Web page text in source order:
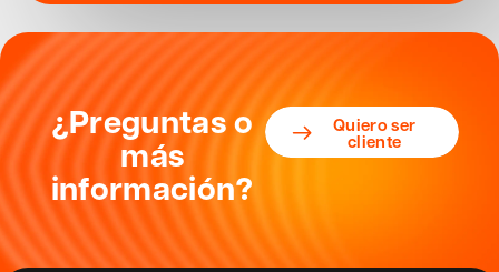
¿Preguntas o
más
información?
Quiero ser
cliente